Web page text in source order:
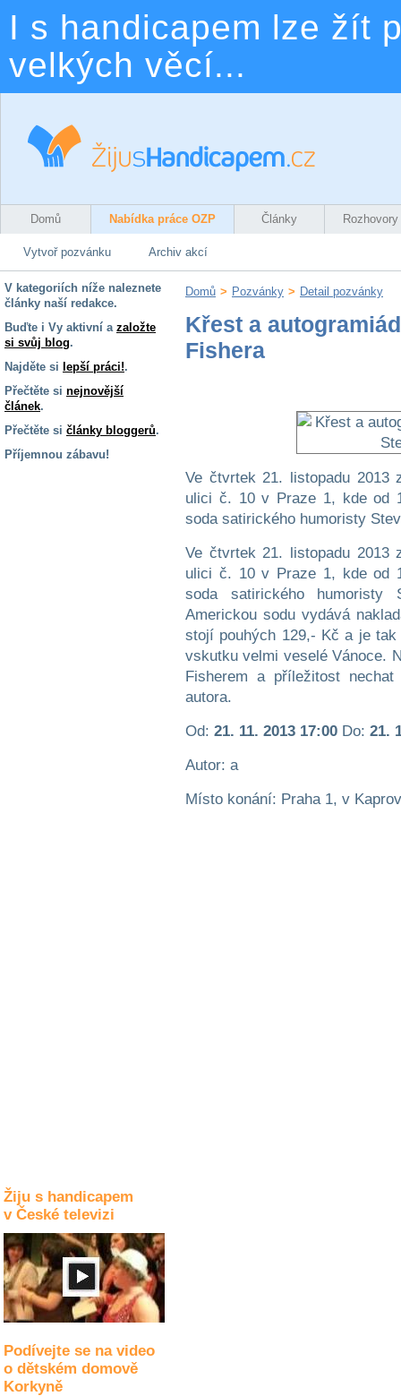
I s handicapem lze žít
velkých věcí...
Domů Nabídka práce OZP Články Rozhovory
Vytvoř pozvánku Archiv akcí
V kategoriích níže naleznete
články naší redakce.
Buďte i Vy aktivní a založte
si svůj blog.
Najděte si lepší práci!.
Přečtěte si nejnovější
článek.
Přečtěte si články bloggerů.
Příjemnou zábavu!
Žiju s handicapem
v České televizi
Podívejte se na video
o dětském domově
Korkyně
Domů > Pozvánky > Detail pozvánky
Křest a
Fishera
Ve čtvrtek 21. listopadu 2013
ulici č. 10 v Praze 1, kde od
soda satirického humoristy
Ve čtvrtek 21. listopadu 2013
ulici č. 10 v Praze 1, kde od
soda satirického humoristy
Americkou sodu vydává
stojí pouhých 129,- Kč a je
vskutku velmi veselé Vánoce.
Fisherem a příležitost
autora.
Od: 21. 11. 2013 17:00 Do: 21.
Autor: a
Místo konání: Praha 1, v